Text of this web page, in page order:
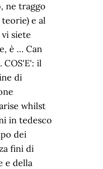
ne traggo
e al
siete
è … Can
il
di
whilst
in tedesco
dei
fini di
e della